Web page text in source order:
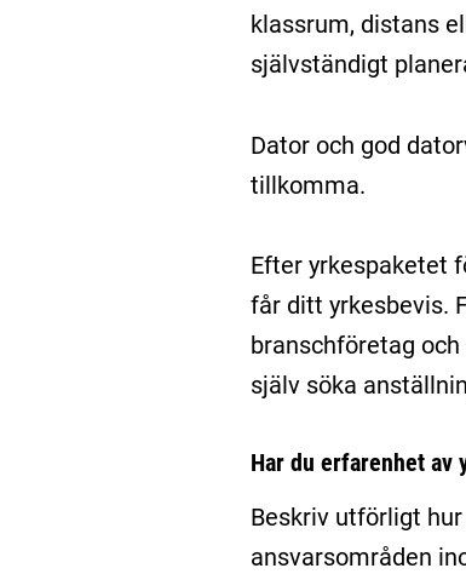
klassrum, distans
självständigt
Dator och god
tillkomma.
Efter yrkespaketet
får ditt yrkesbevis.
branschföretag
själv söka
Har du erfarenhet av
Beskriv utförligt
ansvarsområden